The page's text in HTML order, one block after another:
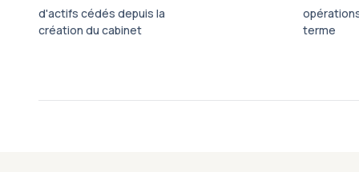
d'actifs cédés depuis la
création du cabinet
terme